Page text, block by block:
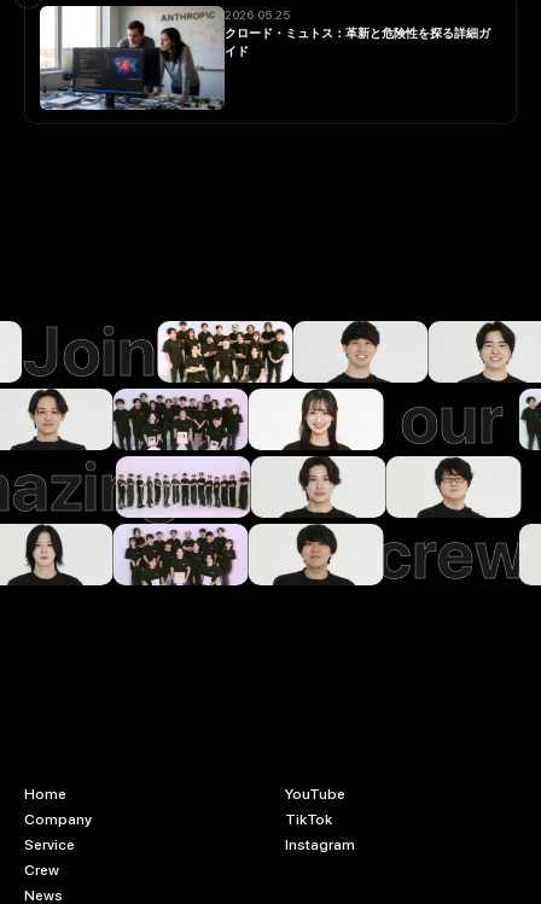
2026.05.25
クロード・ミュトス：革新と危険性を探る詳細ガ
イド
Join
our
crew
Home
Company
Service
Crew
News
YouTube
TikTok
Instagram